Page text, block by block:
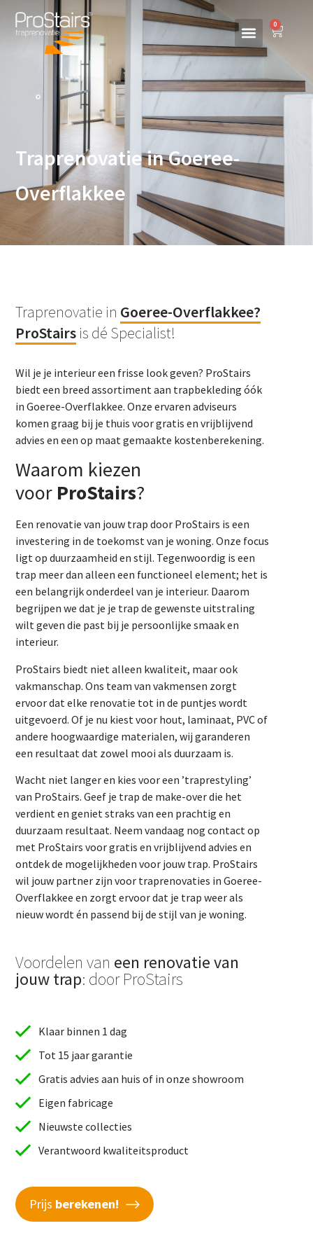
0
Traprenovatie in Goeree-
Overflakkee
Traprenovatie in Goeree-Overflakkee?
ProStairs is dé Specialist!
Wil je je interieur een frisse look geven? ProStairs
biedt een breed assortiment aan trapbekleding óók
in Goeree-Overflakkee. Onze ervaren adviseurs
komen graag bij je thuis voor gratis en vrijblijvend
advies en een op maat gemaakte kostenberekening.
Waarom kiezen
voor ProStairs?
Een renovatie van jouw trap door ProStairs is een
investering in de toekomst van je woning. Onze focus
ligt op duurzaamheid en stijl. Tegenwoordig is een
trap meer dan alleen een functioneel element; het is
een belangrijk onderdeel van je interieur. Daarom
begrijpen we dat je je trap de gewenste uitstraling
wilt geven die past bij je persoonlijke smaak en
interieur.
ProStairs biedt niet alleen kwaliteit, maar ook
vakmanschap. Ons team van vakmensen zorgt
ervoor dat elke renovatie tot in de puntjes wordt
uitgevoerd. Of je nu kiest voor hout, laminaat, PVC of
andere hoogwaardige materialen, wij garanderen
een resultaat dat zowel mooi als duurzaam is.
Wacht niet langer en kies voor een ’traprestyling’
van ProStairs. Geef je trap de make-over die het
verdient en geniet straks van een prachtig en
duurzaam resultaat. Neem vandaag nog contact op
met ProStairs voor gratis en vrijblijvend advies en
ontdek de mogelijkheden voor jouw trap. ProStairs
wil jouw partner zijn voor traprenovaties in Goeree-
Overflakkee en zorgt ervoor dat je trap weer als
nieuw wordt én passend bij de stijl van je woning.
Voordelen van een renovatie van
jouw trap: door ProStairs
Klaar binnen 1 dag
Tot 15 jaar garantie
Gratis advies aan huis of in onze showroom
Eigen fabricage
Nieuwste collecties
Verantwoord kwaliteitsproduct
Prijs berekenen!